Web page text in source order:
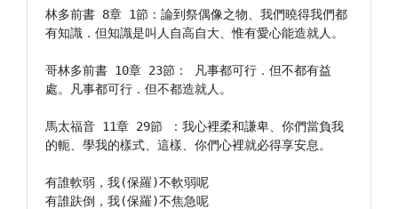
林多前書 8章 1節：論到祭偶像之物、我們曉得我們都
有知識．但知識是叫人自高自大、惟有愛心能造就人。
哥林多前書 10章 23節： 凡事都可行．但不都有益
處。凡事都可行．但不都造就人。
馬太福音 11章 29節 ：我心裡柔和謙卑、你們當負我
的軛、學我的樣式、這樣、你們心裡就必得享安息。
有誰軟弱，我(保羅)不軟弱呢
有誰趺倒，我(保羅)不焦急呢